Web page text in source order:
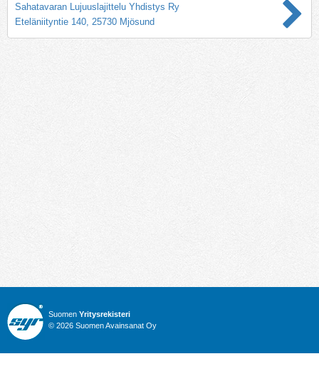
Sahatavaran Lujuuslajittelu Yhdistys Ry
Eteläniityntie 140, 25730 Mjösund
Suomen Yritysrekisteri
© 2026 Suomen Avainsanat Oy